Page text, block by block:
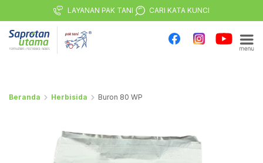
LAYANAN PAK TANI CARI KATA KUNCI
Beranda Herbisida Buron 80 WP